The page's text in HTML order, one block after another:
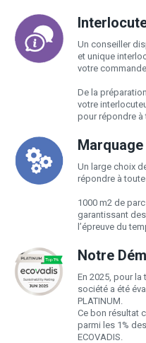
Un conseiller
et unique
votre
De la
votre
pour répondre
Marquage
Un large choix
répondre à
1000 m2 de
garantissant
l’épreuve du
Notre
En 2025, pour
société a été
PLATINUM.
Ce bon résultat
parmi les 1%
ECOVADIS.